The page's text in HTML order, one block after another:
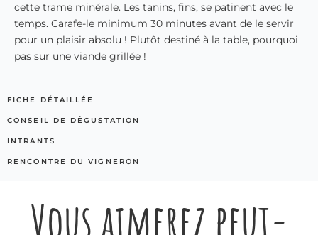
cette trame minérale. Les tanins, fins, se patinent avec le
temps. Carafe-le minimum 30 minutes avant de le servir
pour un plaisir absolu ! Plutôt destiné à la table, pourquoi
pas sur une viande grillée !
FICHE DÉTAILLÉE
CONSEIL DE DÉGUSTATION
INTRANTS
RENCONTRE DU VIGNERON
Vous aimerez peut-